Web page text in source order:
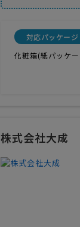
対応パッケージ
化粧箱(紙パッケ
株式会社大成